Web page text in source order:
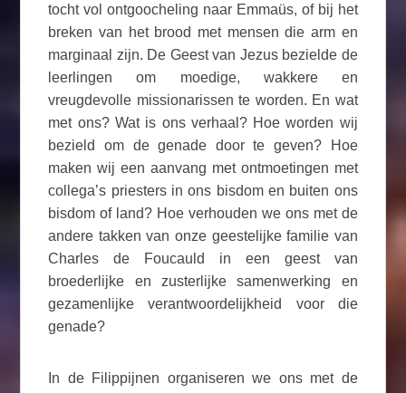
tocht vol ontgoocheling naar Emmaüs, of bij het
breken van het brood met mensen die arm en
marginaal zijn. De Geest van Jezus bezielde de
leerlingen om moedige, wakkere en
vreugdevolle missionarissen te worden. En wat
met ons? Wat is ons verhaal? Hoe worden wij
bezield om de genade door te geven? Hoe
maken wij een aanvang met ontmoetingen met
collega’s priesters in ons bisdom en buiten ons
bisdom of land? Hoe verhouden we ons met de
andere takken van onze geestelijke familie van
Charles de Foucauld in een geest van
broederlijke en zusterlijke samenwerking en
gezamenlijke verantwoordelijkheid voor die
genade?
In de Filippijnen organiseren we ons met de